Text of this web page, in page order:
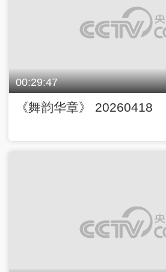
00:29:47
《舞韵华章》 20260418